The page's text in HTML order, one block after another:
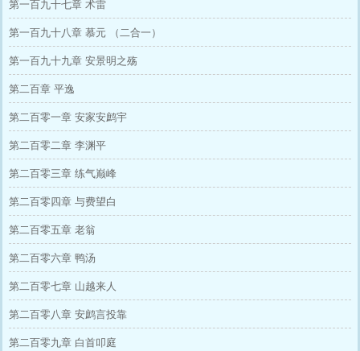
第一百九十七章 术雷
第一百九十八章 慕元 （二合一）
第一百九十九章 安景明之殇
第二百章 平逸
第二百零一章 安家安鹧宇
第二百零二章 李渊平
第二百零三章 练气巅峰
第二百零四章 与费望白
第二百零五章 老翁
第二百零六章 鸭汤
第二百零七章 山越来人
第二百零八章 安鹧言投靠
第二百零九章 白首叩庭